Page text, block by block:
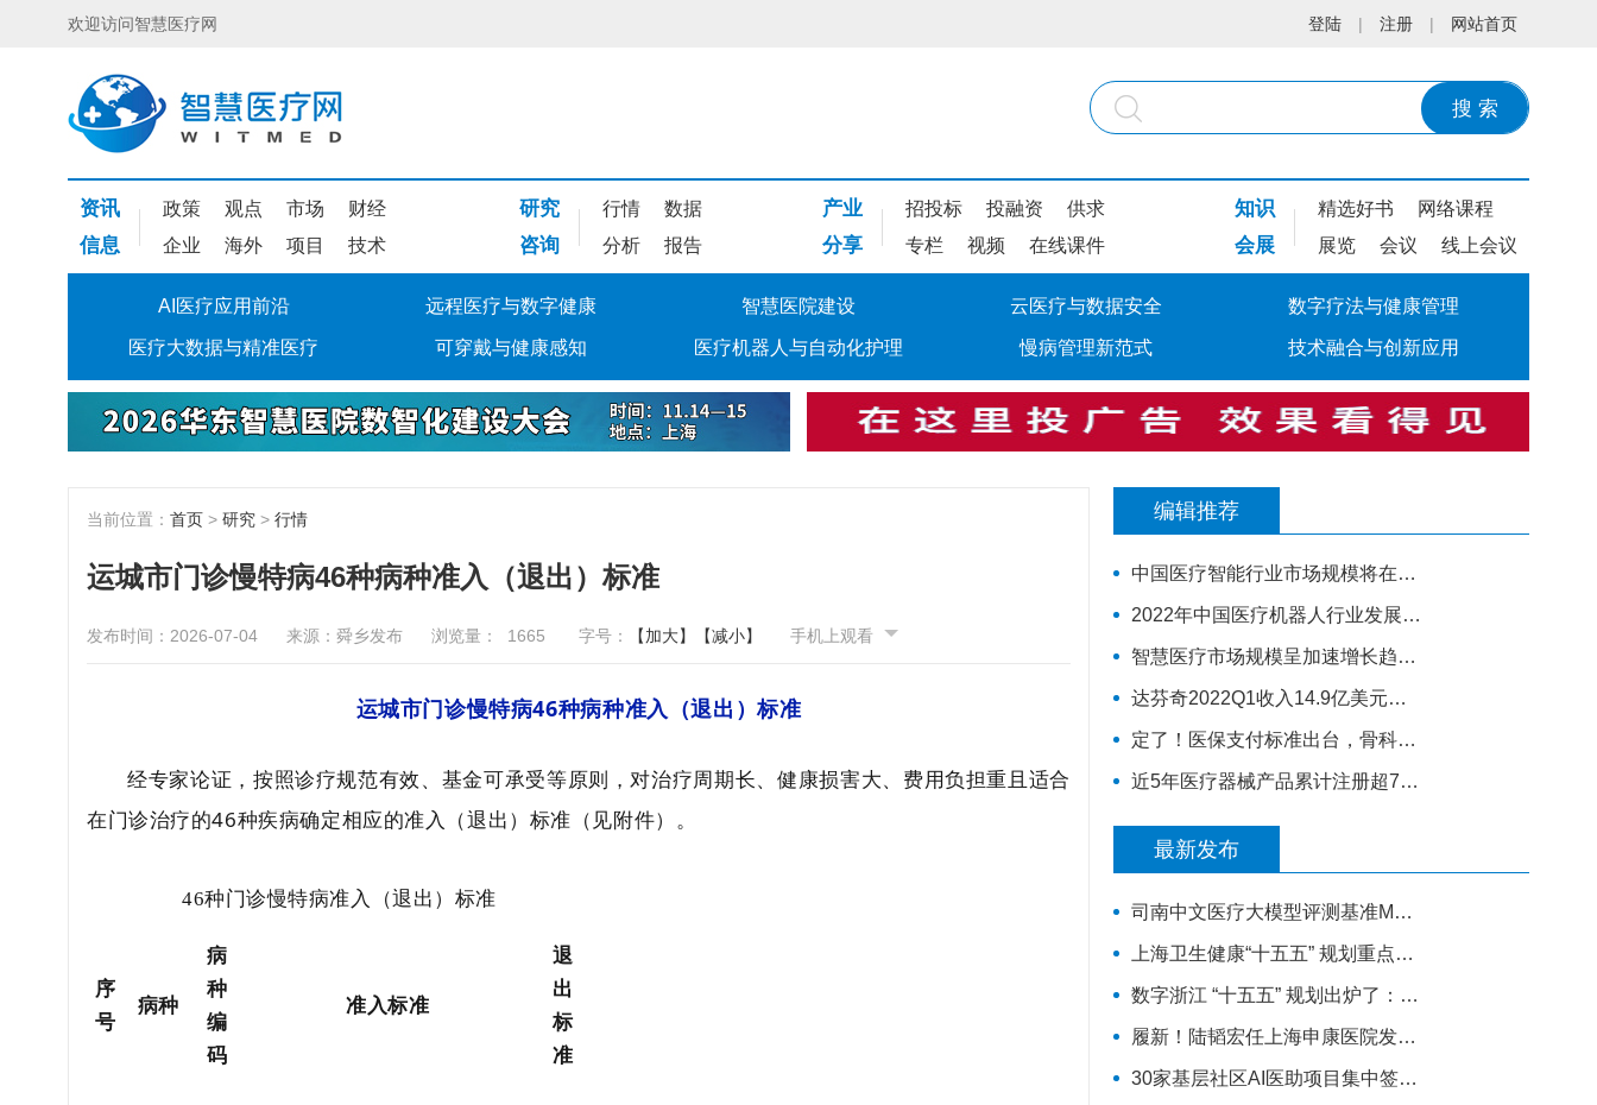
欢迎访问智慧医疗网 登陆 | 注册 | 网站首页
搜 索
资讯 政策 观点 市场 财经
信息 企业 海外 项目 技术
研究 行情 数据
咨询 分析 报告
产业 招投标 投融资 供求
分享 专栏 视频 在线课件
知识 精选好书 网络课程
会展 展览 会议 线上会议
AI医疗应用前沿 远程医疗与数字健康 智慧医院建设 云医疗与数据安全 数字疗法与健康管理
医疗大数据与精准医疗 可穿戴与健康感知 医疗机器人与自动化护理 慢病管理新范式 技术融合与创新应用
当前位置： 首页 > 研究 > 行情
运城市门诊慢特病46种病种准入（退出）标准
发布时间：2026-07-04 来源：舜乡发布 浏览量： 1665 字号： 【加大】 【减小】 手机上观看
运城市门诊慢特病46种病种准入（退出）标准
经专家论证，按照诊疗规范有效、基金可承受等原则，对治疗周期长、健康损害大、费用负担重且适合
在门诊治疗的46种疾病确定相应的准入（退出）标准（见附件）。
46种门诊慢特病准入（退出）标准
序
号
病种
病
种
编
码
准入标准
退
出
标
准
编辑推荐
中国医疗智能行业市场规模将在2030年超过1.1万亿元人民币
2022年中国医疗机器人行业发展现状与市场规模分析 行业处于高速增长期
智慧医疗市场规模呈加速增长趋势，市场空间将进一步打开
达芬奇2022Q1收入14.9亿美元，装机311台，手术量同步增长19%
定了！医保支付标准出台，骨科耗材全面降价
近5年医疗器械产品累计注册超70万，年复合增长率为20.9%
最新发布
司南中文医疗大模型评测基准MedBench 5.0上新，超31万次评测持续筑牢安全防线
上海卫生健康“十五五” 规划重点来了！“AI医疗覆盖率100%”成硬指标
数字浙江 “十五五” 规划出炉了：1.2万亿人工智能
履新！陆韬宏任上海申康医院发展中心副主任
30家基层社区AI医助项目集中签约，健康之路AI数字员工规模化落地再提速